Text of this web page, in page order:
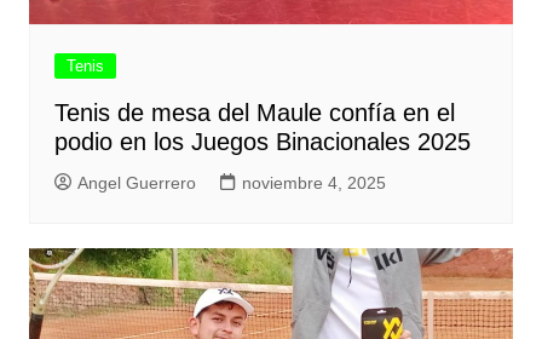
Tenis
Tenis de mesa del Maule confía en el
podio en los Juegos Binacionales 2025
Angel Guerrero noviembre 4, 2025